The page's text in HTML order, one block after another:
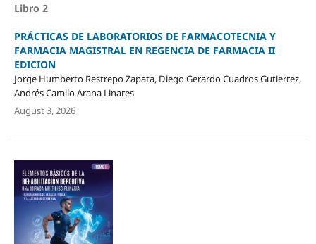
Libro 2
PRÁCTICAS DE LABORATORIOS DE FARMACOTECNIA Y
FARMACIA MAGISTRAL EN REGENCIA DE FARMACIA II
EDICION
Jorge Humberto Restrepo Zapata, Diego Gerardo Cuadros Gutierrez,
Andrés Camilo Arana Linares
August 3, 2026